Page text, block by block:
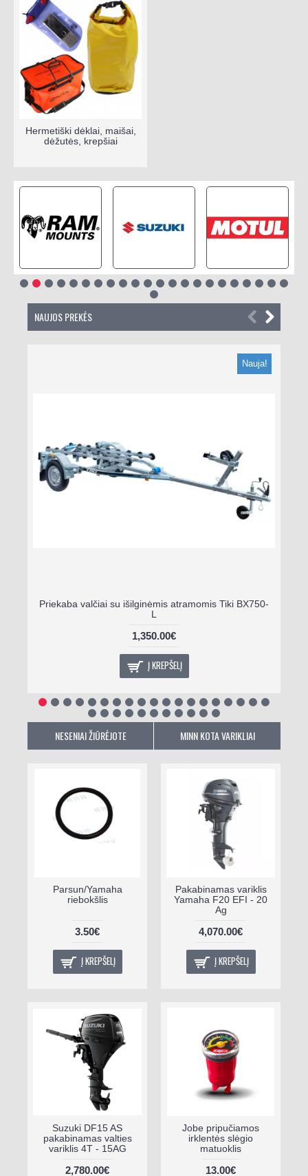
Hermetiški dėklai, maišai,
dėžutės, krepšiai
NAUJOS PREKĖS
Nauja!
Priekaba valčiai su išilginėmis atramomis Tiki BX750-
L
1,350.00€
Į KREPŠELĮ
NESENIAI ŽIŪRĖJOTE MINN KOTA VARIKLIAI
Parsun/Yamaha
riebokšlis
3.50€
Į KREPŠELĮ
Pakabinamas variklis
Yamaha F20 EFI - 20
Ag
4,070.00€
Į KREPŠELĮ
Suzuki DF15 AS
pakabinamas valties
variklis 4T - 15AG
2,780.00€
Jobe pripučiamos
irklentės slėgio
matuoklis
13.00€